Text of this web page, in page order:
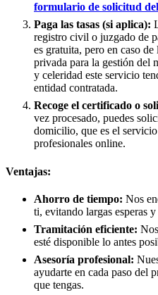
formulario de solicitud
Paga las tasas (si aplica):
registro civil o juzgado de
es gratuita, pero en caso
privada para la gestión del
y celeridad este servicio
entidad contratada.
Recoge el certificado o
vez procesado, puedes
domicilio, que es el
profesionales online.
Ventajas:
Ahorro de tiempo: Nos
ti, evitando largas esperas
Tramitación eficiente:
esté disponible lo antes
Asesoría profesional:
ayudarte en cada paso del
que tengas.